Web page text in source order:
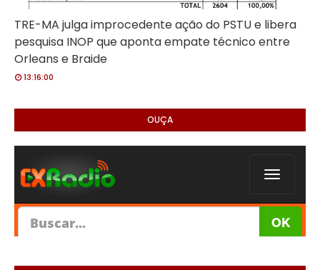
TRE-MA julga improcedente ação do PSTU e libera
pesquisa INOP que aponta empate técnico entre
Orleans e Braide
13:16:00
OUÇA